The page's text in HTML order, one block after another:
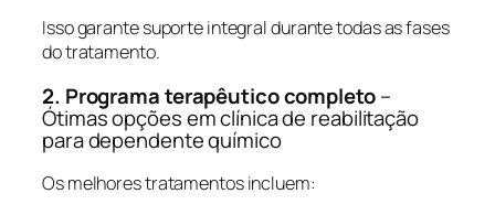
Isso garante suporte integral durante todas as fases
do tratamento.
2. Programa terapêutico completo–
Ótimas opções em clínica de reabilitação
para dependente químico
Os melhores tratamentos incluem: